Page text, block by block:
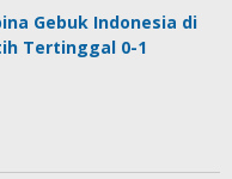
Gebuk Indonesia di
Tertinggal 0-1